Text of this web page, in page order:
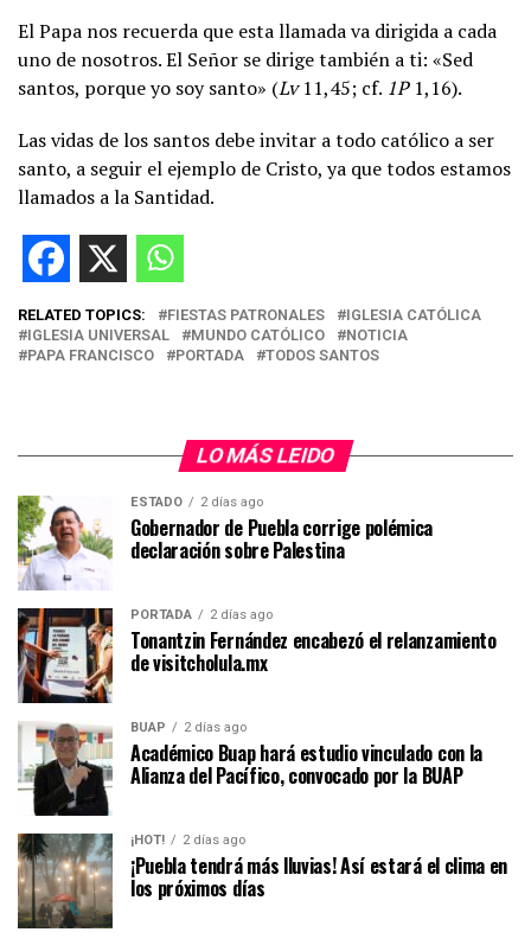
El Papa nos recuerda que esta llamada va dirigida a cada
uno de nosotros. El Señor se dirige también a ti: «Sed
santos, porque yo soy santo» (Lv11,45; cf. 1P1,16).
Las vidas de los santos debe invitar a todo católico a ser
santo, a seguir el ejemplo de Cristo, ya que todos estamos
llamados a la Santidad.
RELATED TOPICS: FIESTAS PATRONALES
IGLESIA CATÓLICA
IGLESIA UNIVERSAL
MUNDO CATÓLICO
NOTICIA
PAPA FRANCISCO
PORTADA TODOS SANTOS
LO MÁS LEIDO
ESTADO 2 días ago
Gobernador de Puebla corrige polémica
declaración sobre Palestina
PORTADA 2 días ago
Tonantzin Fernández encabezó el relanzamiento
de visitcholula.mx
BUAP 2 días ago
Académico Buap hará estudio vinculado con la
Alianza del Pacífico, convocado por la BUAP
¡HOT! 2 días ago
¡Puebla tendrá más lluvias! Así estará el clima en
los próximos días